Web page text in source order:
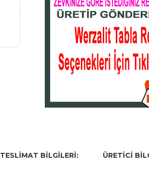
TESLIMAT BILGILERI: ÜRETICI